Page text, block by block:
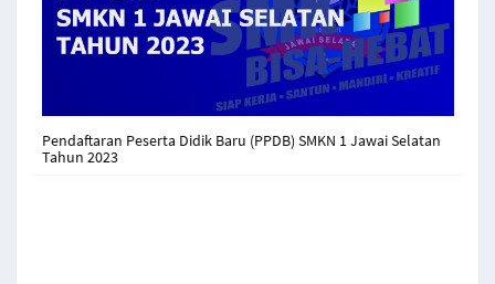
Pendaftaran Peserta Didik Baru (PPDB) SMKN 1 Jawai Selatan
Tahun 2023